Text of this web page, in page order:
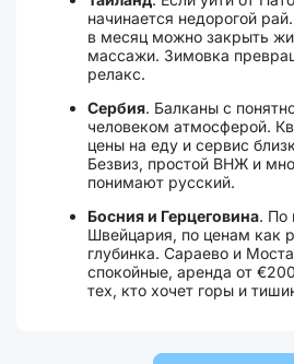
начинается недорогой
в месяц можно закрыть
массажи. Зимовка
релакс.
Сербия. Балканы с
человеком атмосферой.
цены на еду и сервис
Безвиз, простой ВНЖ и
понимают русский.
Босния и Герцеговина. По
Швейцария, по ценам как
глубинка. Сараево и
спокойные, аренда от
тех, кто хочет горы и